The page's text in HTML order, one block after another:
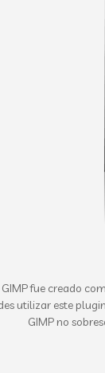
GIMP fue creado
utilizar este
GIMP no